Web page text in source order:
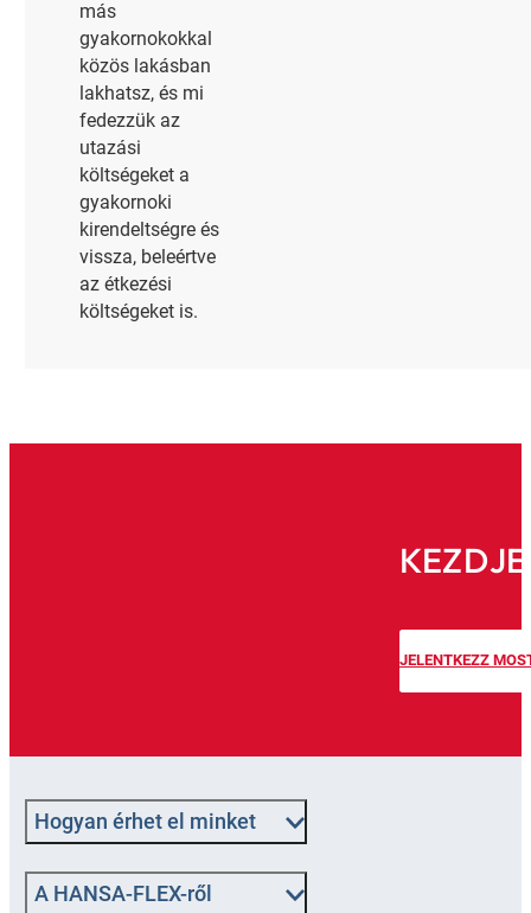
más
gyakornokokkal
közös lakásban
lakhatsz, és mi
fedezzük az
utazási
költségeket a
gyakornoki
kirendeltségre és
vissza, beleértve
az étkezési
költségeket is.
JELENTKEZZ
Hogyan érhet el minket
A HANSA-FLEX-ről